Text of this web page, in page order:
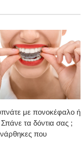
με πονοκέφαλο ή
τα δόντια σας ;
νάρθηκες που